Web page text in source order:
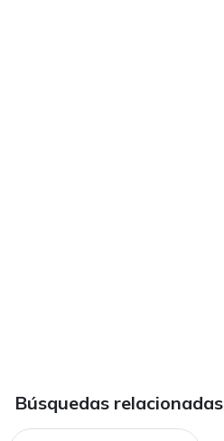
Búsquedas relacionadas